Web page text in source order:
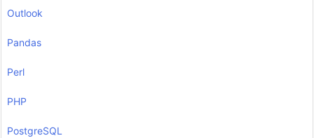
Outlook
Pandas
Perl
PHP
PostgreSQL